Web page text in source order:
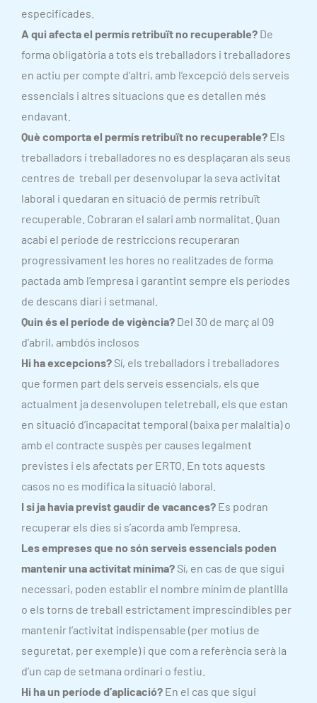
especificades.
A qui afecta el permís retribuït no recuperable? De
forma obligatòria a tots els treballadors i treballadores
en actiu per compte d’altri, amb l’excepció dels serveis
essencials i altres situacions que es detallen més
endavant.
Què comporta el permís retribuït no recuperable? Els
treballadors i treballadores no es desplaçaran als seus
centres de treball per desenvolupar la seva activitat
laboral i quedaran en situació de permís retribuït
recuperable. Cobraran el salari amb normalitat. Quan
acabi el període de restriccions recuperaran
progressivament les hores no realitzades de forma
pactada amb l’empresa i garantint sempre els períodes
de descans diari i setmanal.
Quin és el període de vigència? Del 30 de març al 09
d’abril, ambdós inclosos
Hi ha excepcions? Sí, els treballadors i treballadores
que formen part dels serveis essencials, els que
actualment ja desenvolupen teletreball, els que estan
en situació d’incapacitat temporal (baixa per malaltia) o
amb el contracte suspès per causes legalment
previstes i els afectats per ERTO. En tots aquests
casos no es modifica la situació laboral.
I si ja havia previst gaudir de vacances? Es podran
recuperar els dies si s’acorda amb l’empresa.
Les empreses que no són serveis essencials poden
mantenir una activitat mínima? Sí, en cas de que sigui
necessari, poden establir el nombre mínim de plantilla
o els torns de treball estrictament imprescindibles per
mantenir l’activitat indispensable (per motius de
seguretat, per exemple) i que com a referència serà la
d’un cap de setmana ordinari o festiu.
Hi ha un període d’aplicació? En el cas que sigui